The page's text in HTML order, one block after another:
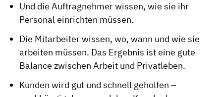
Und die Auftragnehmer wissen, wie sie ihr
Personal einrichten müssen.
Die Mitarbeiter wissen, wo, wann und wie sie
arbeiten müssen. Das Ergebnis ist eine gute
Balance zwischen Arbeit und Privatleben.
Kunden wird gut und schnell geholfen –